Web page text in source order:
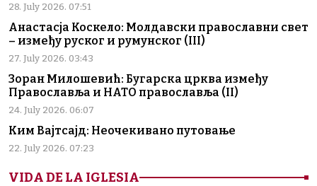
28. July 2026. 07:51
Анастасја Коскело: Молдавски православни свет
– између руског и румунског (III)
27. July 2026. 03:43
Зоран Милошевић: Бугарска црква између
Православља и НАТО православља (II)
24. July 2026. 06:07
Ким Вајтсајд: Неочекивано путовање
22. July 2026. 07:23
VIDA DE LA IGLESIA